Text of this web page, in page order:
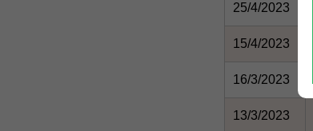
25/4/2023
15/4/2023
16/3/2023
13/3/2023